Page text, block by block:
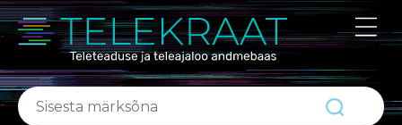
ABIKS
Portaalist